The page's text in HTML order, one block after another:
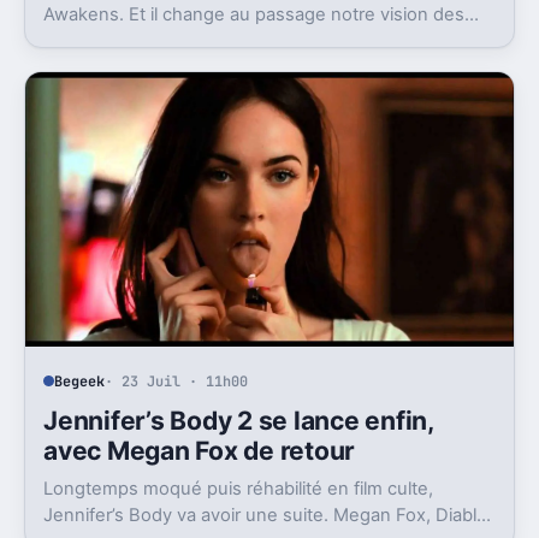
Awakens. Et il change au passage notre vision des
Begeek· 23 Juil · 11h00
Jennifer’s Body 2 se lance enfin,
avec Megan Fox de retour
Longtemps moqué puis réhabilité en film culte,
Jennifer’s Body va avoir une suite. Megan Fox, Diablo